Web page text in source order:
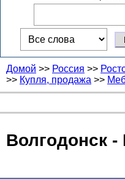
Домой >> Россия >>
>> Купля, продажа >>
Волгодонск -